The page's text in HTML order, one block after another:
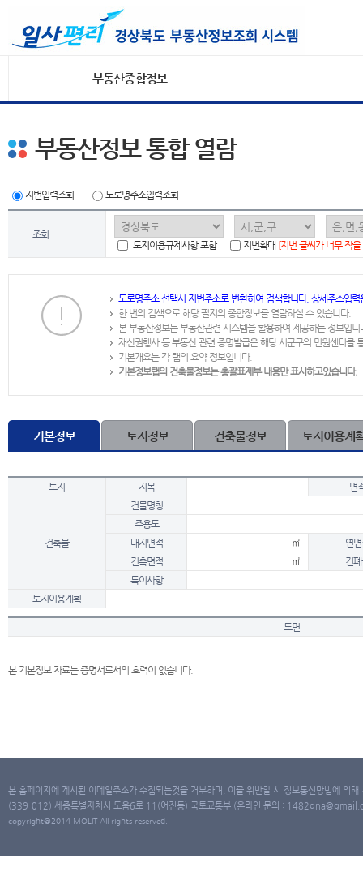
부동산종합정보
부동산정보 통합 열람
지번입력조회 도로명주소입력조회
조회
토지이용규제사항 포함
지번확대 [지번 글씨가 너무 작
도로명주소 선택시 지번주소로 변환하여 검색합니다. 상세주소입
한 번의 검색으로 해당 필지의 종합정보를 열람하실 수 있습니다.
본 부동산정보는 부동산관련 시스템을 활용하여 제공하는 정보입니
재산권행사 등 부동산 관련 증명발급은 해당 시군구의 민원센터를
기본개요는 각 탭의 요약 정보입니다.
기본정보탭의 건축물정보는 총괄표제부 내용만 표시하고있습니다.
기본정보 토지정보 건축물정보 토지이용계
토지 지목 면
건축물
건물명칭
주용도
대지면적
㎡
연
건축면적
㎡
건
특이사항
토지이용계획
도면
본 기본정보 자료는 증명서로서의 효력이 없습니다.
본 홈페이지에 게시된 이메일주소가 수집되는것을 거부하며, 이를 위반할 시 정보통신망법에 의
(339-012) 세종특별자치시 도움6로 11(어진동) 국토교통부 (온라인 문의 :
copyright@2014 MOLIT All rights reserved.